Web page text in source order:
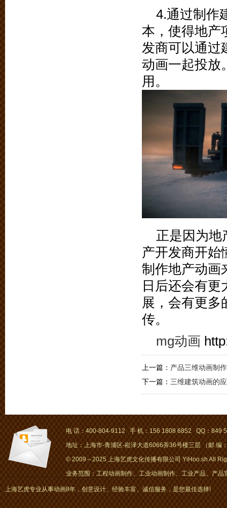
4.通过制作
本，使得地产
发商可以通过
动画一起投放
用。
正是因为地
产开发商开始
制作地产动画
日后还会有
展，会有更多
传。
mg动画
上一篇： 产品三维动画制作
下一篇： 三维建筑动画的
电 话：400-804-9112 手 机：156 1808 6852 QQ：849
地址：上海市-青浦区-崧泽大道6066弄36号楼三层 （邮 编
© 2009～2025 上海艺虎文化传播有限公司 YiHoo.sh All
业务范围：工程动画制作、工业动画制作、工业产品、产
画、mg动画
上海艺虎专业从事动画8年，创意设计、经验丰富、诚信服务，是您最佳选择!